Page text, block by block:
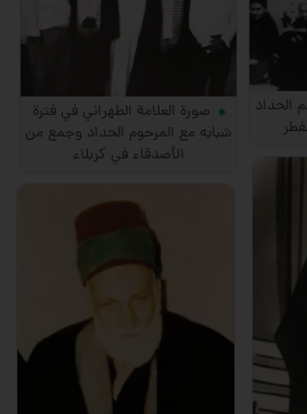
صورة العلامة الطهراني في فترة
شبابه مع المرحوم الحداد وجمع من
الأصدقاء في كربلاء
الحداد